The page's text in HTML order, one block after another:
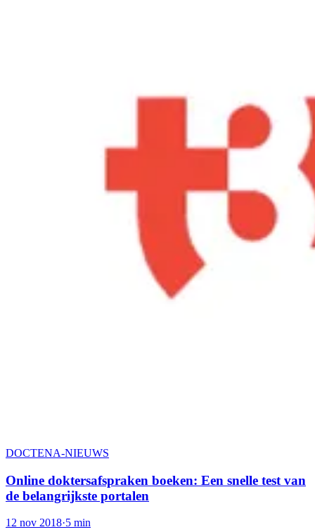
DOCTENA-NIEUWS
Online doktersafspraken boeken: Een snelle test van
de belangrijkste portalen
12 nov 2018·5 min